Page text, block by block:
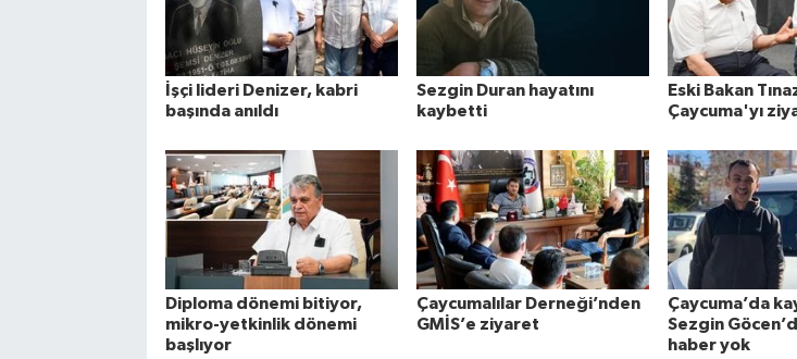
İşçi lideri Denizer, kabri
başında anıldı
Sezgin Duran hayatını
kaybetti
Eski Bakan
Çaycuma'yı
Diploma dönemi bitiyor,
mikro-yetkinlik dönemi
başlıyor
Çaycumalılar Derneği’nden
GMİS’e ziyaret
Çaycuma’da
Sezgin
haber yok